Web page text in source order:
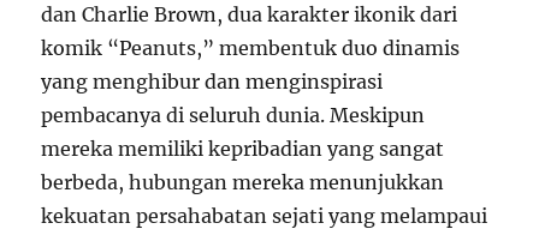
dan Charlie Brown, dua karakter ikonik dari
komik “Peanuts,” membentuk duo dinamis
yang menghibur dan menginspirasi
pembacanya di seluruh dunia. Meskipun
mereka memiliki kepribadian yang sangat
berbeda, hubungan mereka menunjukkan
kekuatan persahabatan sejati yang melampaui